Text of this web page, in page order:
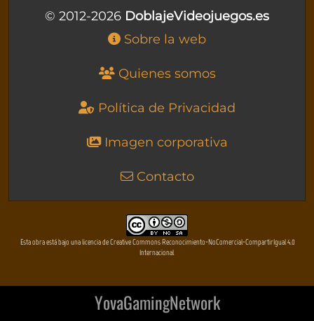
© 2012-2026 DoblajeVideojuegos.es
Sobre la web
Quienes somos
Política de Privacidad
Imagen corporativa
Contacto
Esta obra está bajo una licencia de Creative Commons Reconocimiento-NoComercial-CompartirIgual 4.0
Internacional
YovaGamingNetwork